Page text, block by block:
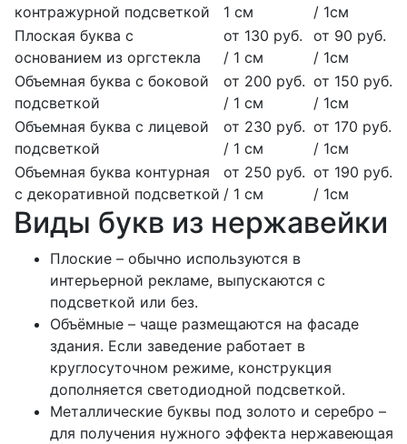
контражурной подсветкой
1 см
/ 1см
Плоская буква с
основанием из оргстекла
от 130 руб.
/ 1 см
от 90 руб.
/ 1см
Объемная буква с боковой
подсветкой
от 200 руб.
/ 1 см
от 150 руб.
/ 1см
Объемная буква с лицевой
подсветкой
от 230 руб.
/ 1 см
от 170 руб.
/ 1см
Объемная буква контурная
с декоративной подсветкой
от 250 руб.
/ 1 см
от 190 руб.
/ 1см
Виды букв из нержавейки
Плоские – обычно используются в
интерьерной рекламе, выпускаются с
подсветкой или без.
Объёмные – чаще размещаются на фасаде
здания. Если заведение работает в
круглосуточном режиме, конструкция
дополняется светодиодной подсветкой.
Металлические буквы под золото и серебро –
для получения нужного эффекта нержавеющая